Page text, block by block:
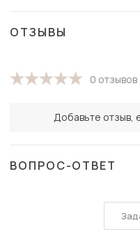
ОТЗЫВЫ
0 отзывов
Добавьте отзыв,
ВОПРОС-ОТВЕТ